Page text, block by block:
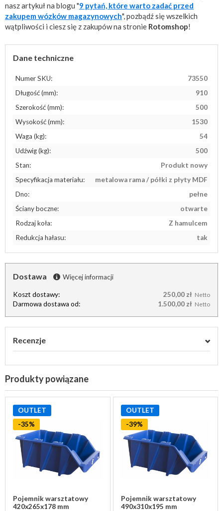
nasz artykuł na blogu "9 pytań, które warto zadać przed
zakupem wózków magazynowych", pozbądź się wszelkich
wątpliwości i ciesz się z zakupów na stronie Rotomshop!
Dane techniczne
Numer SKU:
73550
Długość (mm):
910
Szerokość (mm):
500
Wysokość (mm):
1530
Waga (kg):
54
Udźwig (kg):
500
Stan:
Produkt nowy
Specyfikacja materiału:
metalowa rama / półki z płyty MDF
Dno:
pełne
Ściany boczne:
otwarte
Rodzaj koła:
Z hamulcem
Redukcja hałasu:
tak
Dostawa Więcej informacji
Koszt dostawy: 250,00 zł Netto
Darmowa dostawa od: 1.500,00 zł Netto
Recenzje
Produkty powiązane
OUTLET
-35%
Pojemnik warsztatowy
420x265x178 mm
OUTLET
-39%
Pojemnik warsztatowy
490x310x195 mm